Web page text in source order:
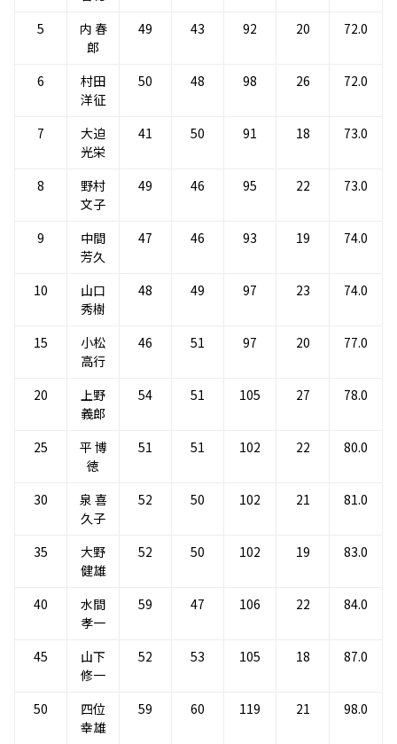
5
内 春
郎
49 43 92 20 72.0
6
村田
洋征
50 48 98 26 72.0
7
大迫
光栄
41 50 91 18 73.0
8
野村
文子
49 46 95 22 73.0
9
中間
芳久
47 46 93 19 74.0
10
山口
秀樹
48 49 97 23 74.0
15
小松
高行
46 51 97 20 77.0
20
上野
義郎
54 51 105 27 78.0
25
平 博
徳
51 51 102 22 80.0
30
泉 喜
久子
52 50 102 21 81.0
35
大野
健雄
52 50 102 19 83.0
40
水間
孝一
59 47 106 22 84.0
45
山下
修一
52 53 105 18 87.0
50
四位
幸雄
59 60 119 21 98.0